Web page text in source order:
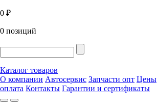
0 ₽
0 позиций
Каталог товаров
О компании Автосервис Запчасти опт Цены
оплата Контакты Гарантии и сертификаты